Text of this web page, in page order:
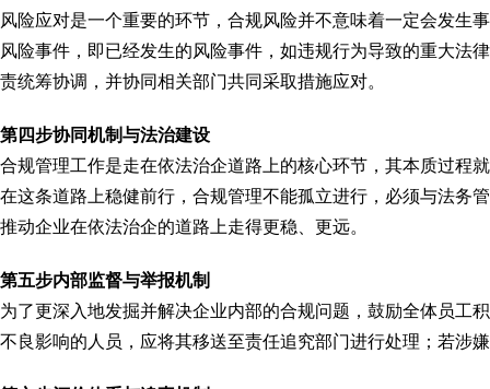
风险应对是一个重要的环节，合规风险并不意味着一定会发生
风险事件，即已经发生的风险事件，如违规行为导致的重大法
责统筹协调，并协同相关部门共同采取措施应对。
第四步协同机制与法治建设
合规管理工作是走在依法治企道路上的核心环节，其本质过程
在这条道路上稳健前行，合规管理不能孤立进行，必须与法务
推动企业在依法治企的道路上走得更稳、更远。
第五步内部监督与举报机制
为了更深入地发掘并解决企业内部的合规问题，鼓励全体员工
不良影响的人员，应将其移送至责任追究部门进行处理；若涉